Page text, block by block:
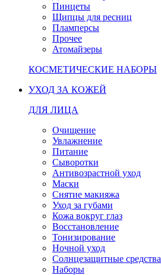
Пинцеты
Щипцы для ресниц
Пламперсы
Прочее
Атомайзеры
КОСМЕТИЧЕСКИЕ НАБОРЫ
УХОД ЗА КОЖЕЙ
ДЛЯ ЛИЦА
Очищение
Увлажнение
Питание
Сыворотки
Антивозрастной уход
Маски
Снятие макияжа
Уход за губами
Кожа вокруг глаз
Восстановление
Тонизирование
Ночной уход
Солнцезащитные средства
Наборы